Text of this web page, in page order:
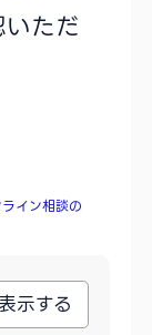
ただ
イン相談の